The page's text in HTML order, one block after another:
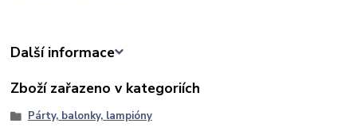
Další informace
Zboží zařazeno v kategoriích
Párty, balonky, lampióny